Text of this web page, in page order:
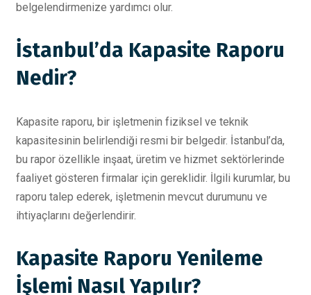
belgelendirmenize yardımcı olur.
İstanbul’da Kapasite Raporu
Nedir?
Kapasite raporu, bir işletmenin fiziksel ve teknik
kapasitesinin belirlendiği resmi bir belgedir. İstanbul’da,
bu rapor özellikle inşaat, üretim ve hizmet sektörlerinde
faaliyet gösteren firmalar için gereklidir. İlgili kurumlar, bu
raporu talep ederek, işletmenin mevcut durumunu ve
ihtiyaçlarını değerlendirir.
Kapasite Raporu Yenileme
İşlemi Nasıl Yapılır?